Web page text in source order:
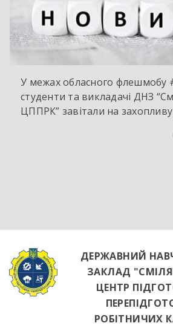
У межах обласного
студенти та викладачі ДНЗ
ЦППРК” завітали на
НВК “Лідер”. Світлі кахлі,
висококваліфікованих
ДЕРЖАВНИЙ
ЗАКЛАД
ЦЕНТР
РОБІТНИЧИХ